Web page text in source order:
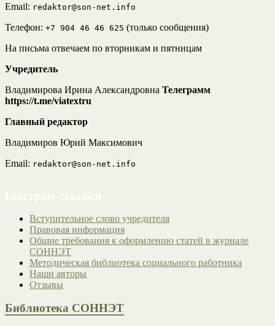
Email: redaktor@son-net.info
Телефон: +7 904 46 46 625 (только сообщения)
На письма отвечаем по вторникам и пятницам
Учредитель
Владимирова Ирина Александровна Телеграмм
https://t.me/viatextru
Главный редактор
Владимиров Юрий Максимович
Email: redaktor@son-net.info
Вступительное слово учредителя
Правовая информация
Общие требования к оформлению статей в журнале
СОННЭТ
Методическая библиотека социального работника
Наши авторы
Отзывы
Библиотека СОННЭТ